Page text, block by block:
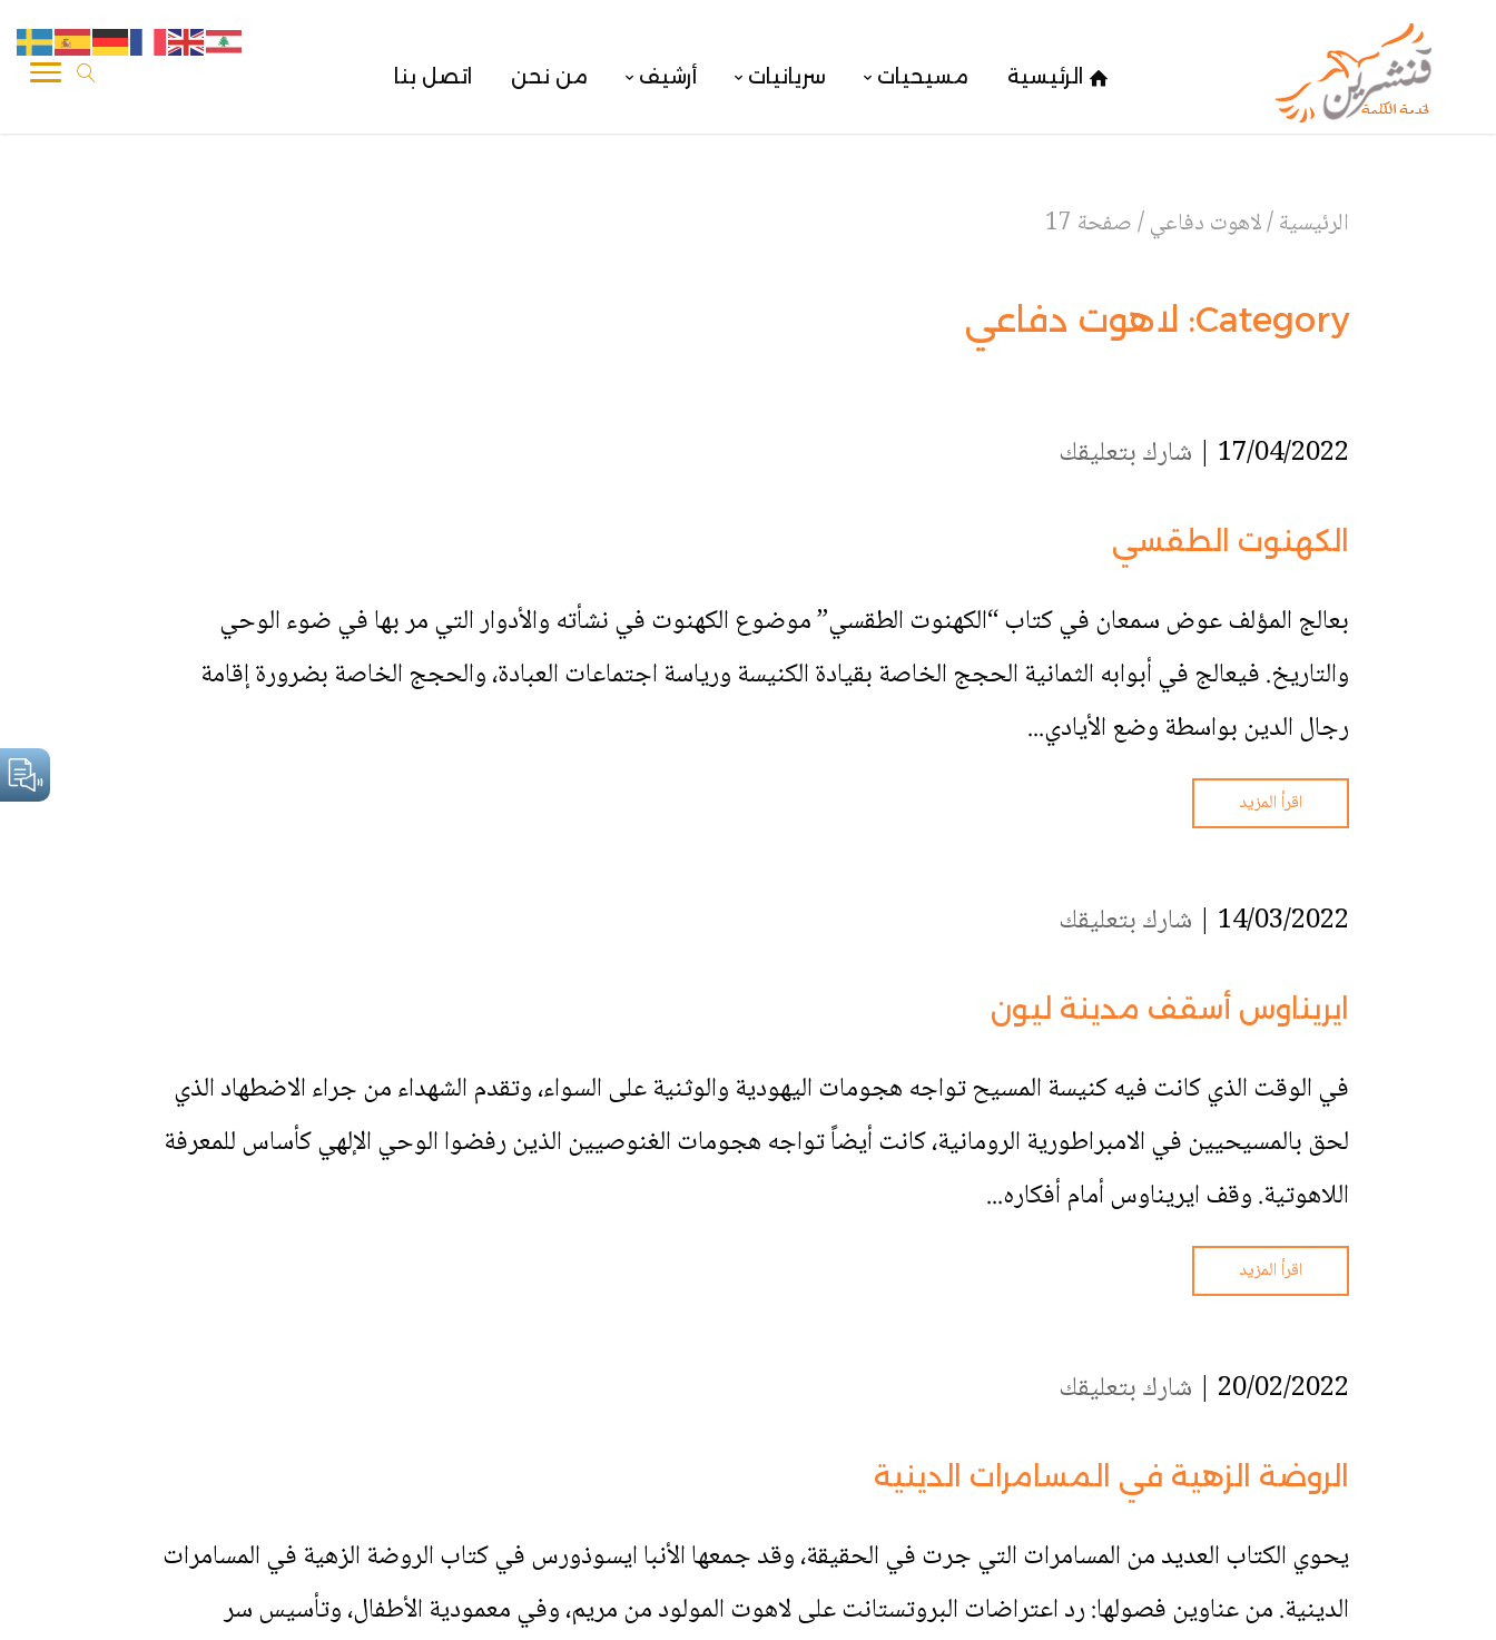
الرئيسية مسيحيات سريانيات أرشيف من نحن اتصل بنا
الرئيسية/لاهوت دفاعي/صفحة 17
Category: لاهوت دفاعي
17/04/2022 | شارك بتعليقك
الكهنوت الطقسي
بعالج المؤلف عوض سمعان في كتاب “الكهنوت الطقسي” موضوع الكهنوت في نشأته والأدوار التي مر بها في ضوء الوحي
والتاريخ. فيعالج في أبوابه الثمانية الحجج الخاصة بقيادة الكنيسة ورياسة اجتماعات العبادة، والحجج الخاصة بضرورة إقامة
رجال الدين بواسطة وضع الأيادي...
اقرأ المزيد
14/03/2022 | شارك بتعليقك
ايريناوس أسقف مدينة ليون
في الوقت الذي كانت فيه كنيسة المسيح تواجه هجومات اليهودية والوثنية على السواء، وتقدم الشهداء من جراء الاضطهاد الذي
لحق بالمسيحيين في الامبراطورية الرومانية، كانت أيضاً تواجه هجومات الغنوصيين الذين رفضوا الوحي الإلهي كأساس للمعرفة
اللاهوتية. وقف ايريناوس أمام أفكاره...
اقرأ المزيد
20/02/2022 | شارك بتعليقك
الروضة الزهية في المسامرات الدينية
يحوي الكتاب العديد من المسامرات التي جرت في الحقيقة، وقد جمعها الأنبا ايسوذورس في كتاب الروضة الزهية في المسامرات
الدينية. من عناوين فصولها: رد اعتراضات البروتستانت على لاهوت المولود من مريم، وفي معمودية الأطفال، وتأسيس سر